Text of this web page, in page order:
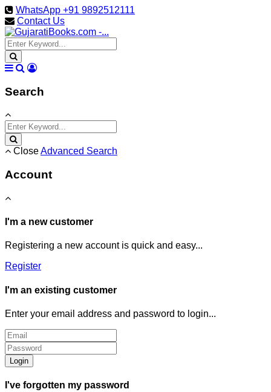
WhatsApp +91 9892512111
Contact Us
Search
CloseAdvanced Search
Account
I'm a new customer
Registering a new account is quick and easy...
Register
I'm an existing customer
Enter your email address and password to login...
Login
I've forgotten my password